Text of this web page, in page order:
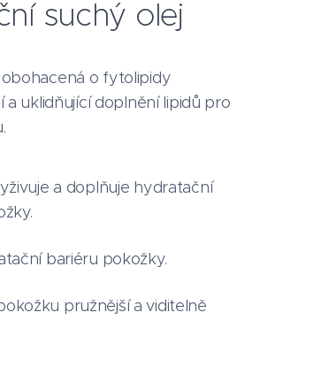
suchý olej
o fytolipidy
a uklidňující doplnění lipidů pro
a doplňuje hydratační
bariéru pokožky.
pružnější a viditelně